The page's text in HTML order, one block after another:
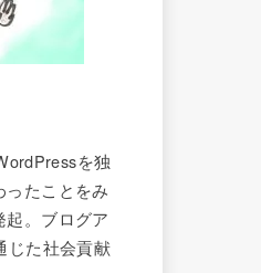
を独
たことをみ
起。ブログア
じた社会貢献